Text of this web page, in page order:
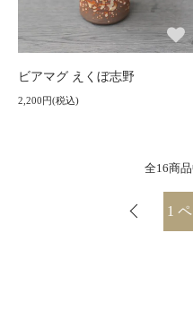
ビアマグ えくぼ志野
2,200円(税込)
全16商
1